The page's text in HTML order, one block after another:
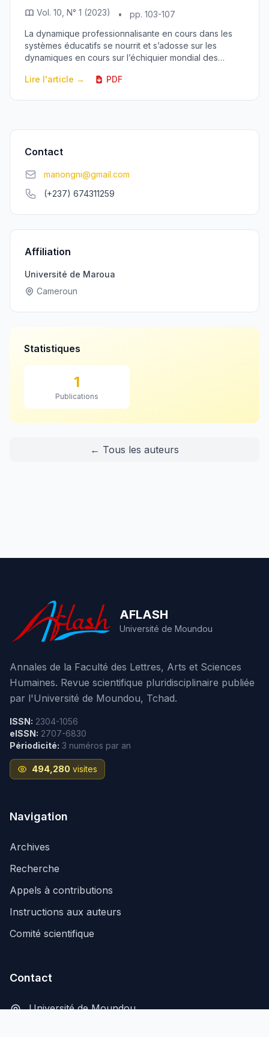
Vol. 10, N° 1 (2023) •
pp. 103-107
La dynamique professionnalisante en cours dans les
systèmes éducatifs se nourrit et s’adosse sur les
dynamiques en cours sur l’échiquier mondial des
Lire l'article →
PDF
Contact
manongni@gmail.com
(+237) 674311259
Affiliation
Université de Maroua
Cameroun
Statistiques
1
Publications
← Tous les auteurs
AFLASH
Université de Moundou
Annales de la Faculté des Lettres, Arts et Sciences
Humaines. Revue scientifique pluridisciplinaire publiée
par l'Université de Moundou, Tchad.
ISSN: 2304-1056
eISSN: 2707-6830
Périodicité: 3 numéros par an
494,280 visites
Navigation
Archives
Recherche
Appels à contributions
Instructions aux auteurs
Comité scientifique
Contact
Université de Moundou